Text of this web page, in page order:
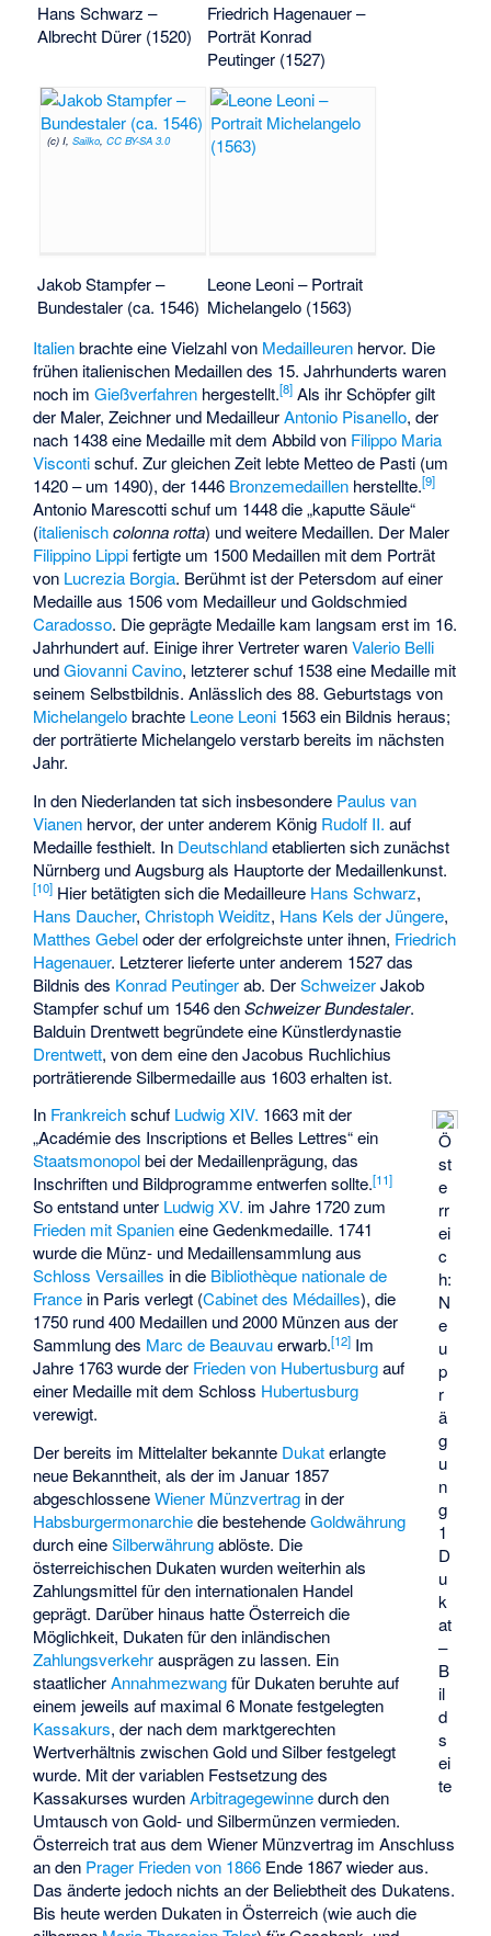
Hans Schwarz –
Albrecht Dürer (1520)
Friedrich Hagenauer –
Porträt Konrad
Peutinger (1527)
(c) I, Sailko, CC BY-SA 3.0
Jakob Stampfer –
Bundestaler (ca. 1546)
Leone Leoni – Portrait
Michelangelo (1563)
Italienbrachte eine Vielzahl von Medailleuren hervor. Die
frühen italienischen Medaillen des 15. Jahrhunderts waren
noch imGießverfahren hergestellt.[8] Als ihr Schöpfer gilt
der Maler, Zeichner und MedailleurAntonio Pisanello, der
nach 1438 eine Medaille mit dem Abbild von Filippo Maria
Viscontischuf. Zur gleichen Zeit lebte Metteo de Pasti (um
1420 – um 1490), der 1446 Bronzemedaillen herstellte.[9]
Antonio Marescottischuf um 1448 die „kaputte Säule“
(italienisch colonna rotta) und weitere Medaillen. Der Maler
Filippino Lippifertigte um 1500 Medaillen mit dem Porträt
von Lucrezia Borgia. Berühmt ist der Petersdom auf einer
Medaille aus 1506 vom Medailleur und Goldschmied
Caradosso. Die geprägte Medaille kam langsam erst im 16.
Jahrhundert auf. Einige ihrer Vertreter warenValerio Belli
undGiovanni Cavino, letzterer schuf 1538 eine Medaille mit
seinem Selbstbildnis. Anlässlich des 88. Geburtstags von
Michelangelobrachte Leone Leoni 1563 ein Bildnis heraus;
der porträtierte Michelangelo verstarb bereits im nächsten
Jahr.
In den Niederlanden tat sich insbesondere Paulus van
Vianen hervor, der unter anderem König Rudolf II. auf
Medaille festhielt. In Deutschlandetablierten sich zunächst
Nürnberg und Augsburg als Hauptorte der Medaillenkunst.
[10] Hier betätigten sich die Medailleure Hans Schwarz,
Hans Daucher,Christoph Weiditz, Hans Kels der Jüngere,
Matthes Gebeloder der erfolgreichste unter ihnen, Friedrich
Hagenauer. Letzterer lieferte unter anderem 1527 das
Bildnis des Konrad Peutingerab. DerSchweizer Jakob
Stampferschuf um 1546 denSchweizer Bundestaler.
Balduin Drentwett begründete eine Künstlerdynastie
Drentwett, von dem eine den Jacobus Ruchlichius
porträtierende Silbermedaille aus 1603 erhalten ist.
Ö
st
e
rr
ei
c
h:
N
e
u
p
r
ä
g
u
n
g
1
D
u
k
at
–
B
il
d
s
ei
te
In Frankreichschuf Ludwig XIV. 1663 mit der
„Académie des Inscriptions et Belles Lettres“ ein
Staatsmonopolbei der Medaillenprägung, das
Inschriften und Bildprogramme entwerfen sollte.[11]
So entstand unter Ludwig XV. im Jahre 1720 zum
Frieden mit Spanieneine Gedenkmedaille. 1741
wurde die Münz- und Medaillensammlung aus
Schloss Versailles in die Bibliothèque nationale de
France in Paris verlegt (Cabinet des Médailles), die
1750 rund 400 Medaillen und 2000 Münzen aus der
Sammlung des Marc de Beauvauerwarb.[12] Im
Jahre 1763 wurde der Frieden von Hubertusburgauf
einer Medaille mit dem Schloss Hubertusburg
verewigt.
Der bereits im Mittelalter bekannte Dukaterlangte
neue Bekanntheit, als der im Januar 1857
abgeschlosseneWiener Münzvertrag in der
Habsburgermonarchiedie bestehendeGoldwährung
durch eineSilberwährungablöste. Die
österreichischen Dukaten wurden weiterhin als
Zahlungsmittel für den internationalen Handel
geprägt. Darüber hinaus hatte Österreich die
Möglichkeit, Dukaten für den inländischen
Zahlungsverkehrausprägen zu lassen. Ein
staatlicherAnnahmezwangfür Dukaten beruhte auf
einem jeweils auf maximal 6 Monate festgelegten
Kassakurs, der nach dem marktgerechten
Wertverhältnis zwischen Gold und Silber festgelegt
wurde. Mit der variablen Festsetzung des
Kassakurses wurdenArbitragegewinnedurch den
Umtausch von Gold- und Silbermünzen vermieden.
Österreich trat aus dem Wiener Münzvertrag im Anschluss
an den Prager Frieden von 1866 Ende 1867 wieder aus.
Das änderte jedoch nichts an der Beliebtheit des Dukatens.
Bis heute werden Dukaten in Österreich (wie auch die